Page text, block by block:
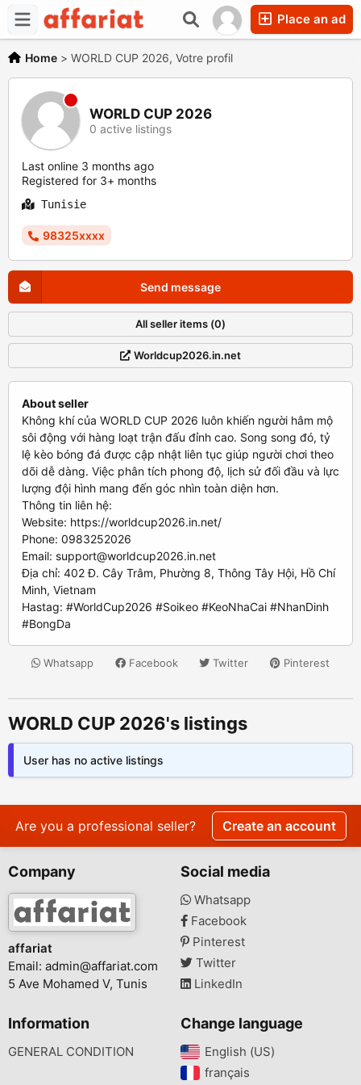
Place an ad
Home > WORLD CUP 2026, Votre profil
WORLD CUP 2026
0 active listings
Last online 3 months ago
Registered for 3+ months
Tunisie
98325xxxx
Send message
All seller items (0)
Worldcup2026.in.net
About seller
Không khí của WORLD CUP 2026 luôn khiến người hâm mộ
sôi động với hàng loạt trận đấu đỉnh cao. Song song đó, tỷ
lệ kèo bóng đá được cập nhật liên tục giúp người chơi theo
dõi dễ dàng. Việc phân tích phong độ, lịch sử đối đầu và lực
lượng đội hình mang đến góc nhìn toàn diện hơn.
Thông tin liên hệ:
Website: https://worldcup2026.in.net/
Phone: 0983252026
Email: support@worldcup2026.in.net
Địa chỉ: 402 Đ. Cây Trâm, Phường 8, Thông Tây Hội, Hồ Chí
Minh, Vietnam
Hastag: #WorldCup2026 #Soikeo #KeoNhaCai #NhanDinh
#BongDa
Whatsapp Facebook Twitter Pinterest
WORLD CUP 2026's listings
User has no active listings
Are you a professional seller? Create an account
Company
affariat
Email: admin@affariat.com
5 Ave Mohamed V, Tunis
Social media
Whatsapp
Facebook
Pinterest
Twitter
LinkedIn
Information
GENERAL CONDITION
Change language
English (US)‎
français‎